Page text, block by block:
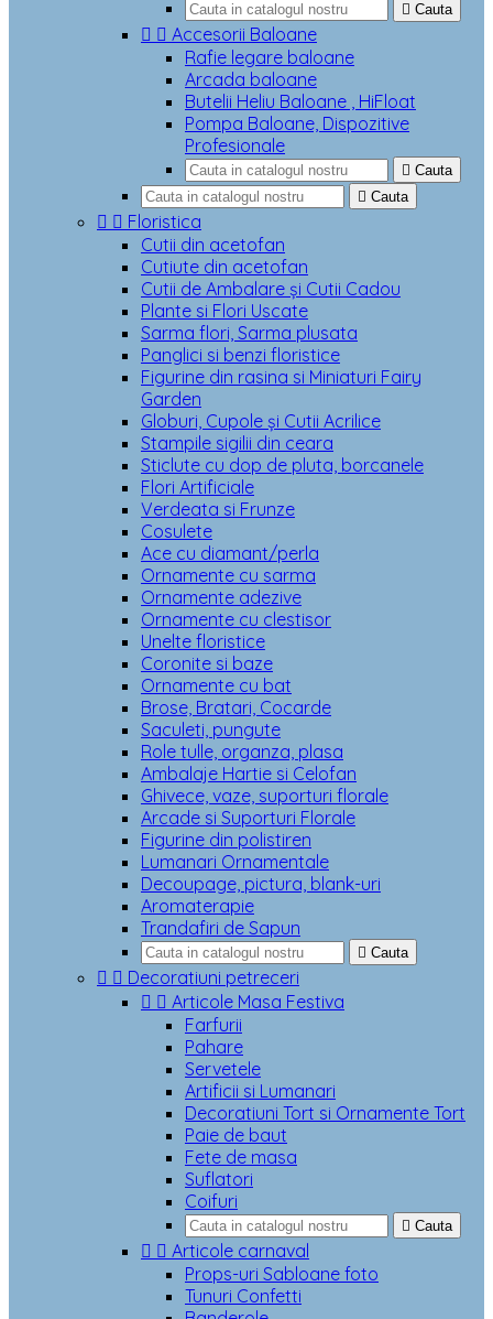
 Cauta
  Accesorii Baloane
Rafie legare baloane
Arcada baloane
Butelii Heliu Baloane , HiFloat
Pompa Baloane, Dispozitive
Profesionale
 Cauta
 Cauta
  Floristica
Cutii din acetofan
Cutiute din acetofan
Cutii de Ambalare și Cutii Cadou
Plante si Flori Uscate
Sarma flori, Sarma plusata
Panglici si benzi floristice
Figurine din rasina si Miniaturi Fairy
Garden
Globuri, Cupole și Cutii Acrilice
Stampile sigilii din ceara
Sticlute cu dop de pluta, borcanele
Flori Artificiale
Verdeata si Frunze
Cosulete
Ace cu diamant/perla
Ornamente cu sarma
Ornamente adezive
Ornamente cu clestisor
Unelte floristice
Coronite si baze
Ornamente cu bat
Brose, Bratari, Cocarde
Saculeti, pungute
Role tulle, organza, plasa
Ambalaje Hartie si Celofan
Ghivece, vaze, suporturi florale
Arcade si Suporturi Florale
Figurine din polistiren
Lumanari Ornamentale
Decoupage, pictura, blank-uri
Aromaterapie
Trandafiri de Sapun
 Cauta
  Decoratiuni petreceri
  Articole Masa Festiva
Farfurii
Pahare
Servetele
Artificii si Lumanari
Decoratiuni Tort si Ornamente Tort
Paie de baut
Fete de masa
Suflatori
Coifuri
 Cauta
  Articole carnaval
Props-uri Sabloane foto
Tunuri Confetti